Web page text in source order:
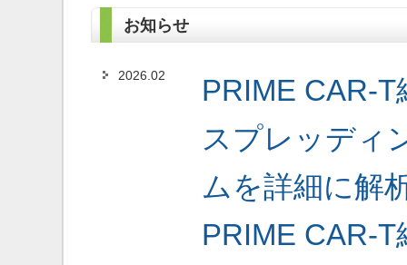
お知らせ
2026.02
PRIME CAR-
スプレッディ
ムを詳細に解
PRIME CAR-